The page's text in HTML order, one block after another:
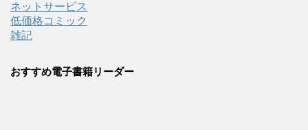
ネットサービス
低価格コミック
雑記
おすすめ電子書籍リーダー